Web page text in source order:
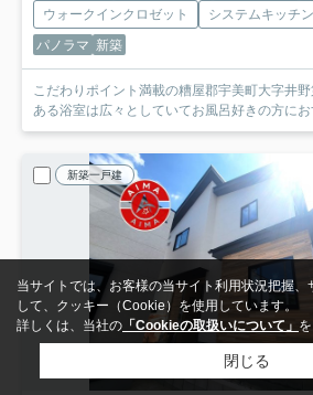
ウォークインクロゼット
システムキッチン
パノラマ 新築
こだわりポイント満載の糟屋郡宇美町大字井
ある浴室は広々としていてお風呂好きの方にお
新築一戸建
当サイトでは、お客様の当サイト利用状況把握、
して、クッキー（Cookie）を使用しています。
詳しくは、当社の 「Cookieの取扱いについて」
閉じる